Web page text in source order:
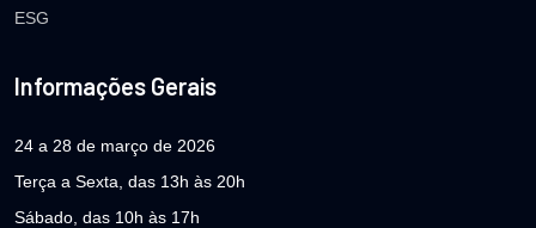
ESG
Informações Gerais
24 a 28 de março de 2026
Terça a Sexta, das 13h às 20h
Sábado, das 10h às 17h